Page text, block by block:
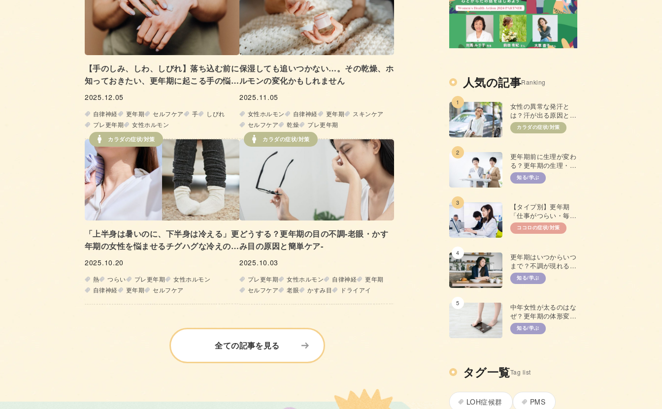
【手のしみ、しわ、しびれ】落ち込む前に
知っておきたい、更年期に起こる手の悩み
とケア方法
2025.12.05
自律神経 更年期 セルフケア 手
しびれ
プレ更年期
女性ホルモン
保湿しても追いつかない…。その乾燥、ホ
ルモンの変化かもしれません
2025.11.05
女性ホルモン 自律神経 更年期
スキンケア
セルフケア
乾燥 プレ更年期
カラダの症状/対策
「上半身は暑いのに、下半身は冷える」更
年期の女性を悩ませるチグハグな冷えの正
体とは!?
2025.10.20
熱 つらい プレ更年期
女性ホルモン
自律神経
更年期 セルフケア
カラダの症状/対策
どうする？更年期の目の不調‐老眼・かす
み目の原因と簡単ケア‐
2025.10.03
プレ更年期 女性ホルモン 自律神経
更年期
セルフケア
老眼 かすみ目 ドライアイ
全ての記事を見る
人気の記事Ranking
1
女性の異常な発汗と
は？汗が出る原因と抑
えるための対策
カラダの症状/対策
2
更年期前に生理が変わ
る？更年期の生理・
PMSとの違い
知る/学ぶ
3
【タイプ別】更年期
「仕事がつらい・毎日
やる気が出ない」原因
と対策
ココロの症状/対策
4
更年期はいつからいつ
まで？不調が現れる年
齢やプレ更年期につい
て
知る/学ぶ
5
中年女性が太るのはな
ぜ？更年期の体形変化
と上手な対策
知る/学ぶ
タグ一覧Tag list
LOH症候群 PMS